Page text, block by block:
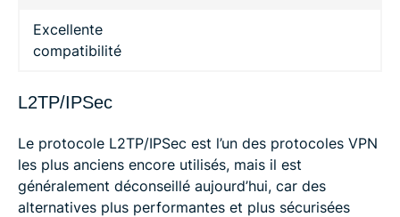
Excellente
compatibilité
L2TP/IPSec
Le protocole L2TP/IPSec est l’un des protocoles VPN
les plus anciens encore utilisés, mais il est
généralement déconseillé aujourd’hui, car des
alternatives plus performantes et plus sécurisées